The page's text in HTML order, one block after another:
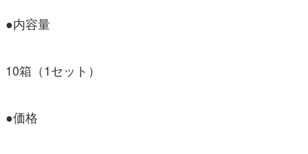
●内容量
10箱（1セット）
●価格